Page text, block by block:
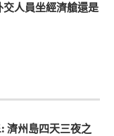
人員坐經濟艙還是
濟州島四天三夜之